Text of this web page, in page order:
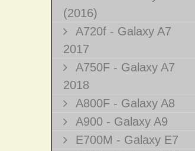
(2016)
A720f - Galaxy A7
2017
A750F - Galaxy A7
2018
A800F - Galaxy A8
A900 - Galaxy A9
E700M - Galaxy E7